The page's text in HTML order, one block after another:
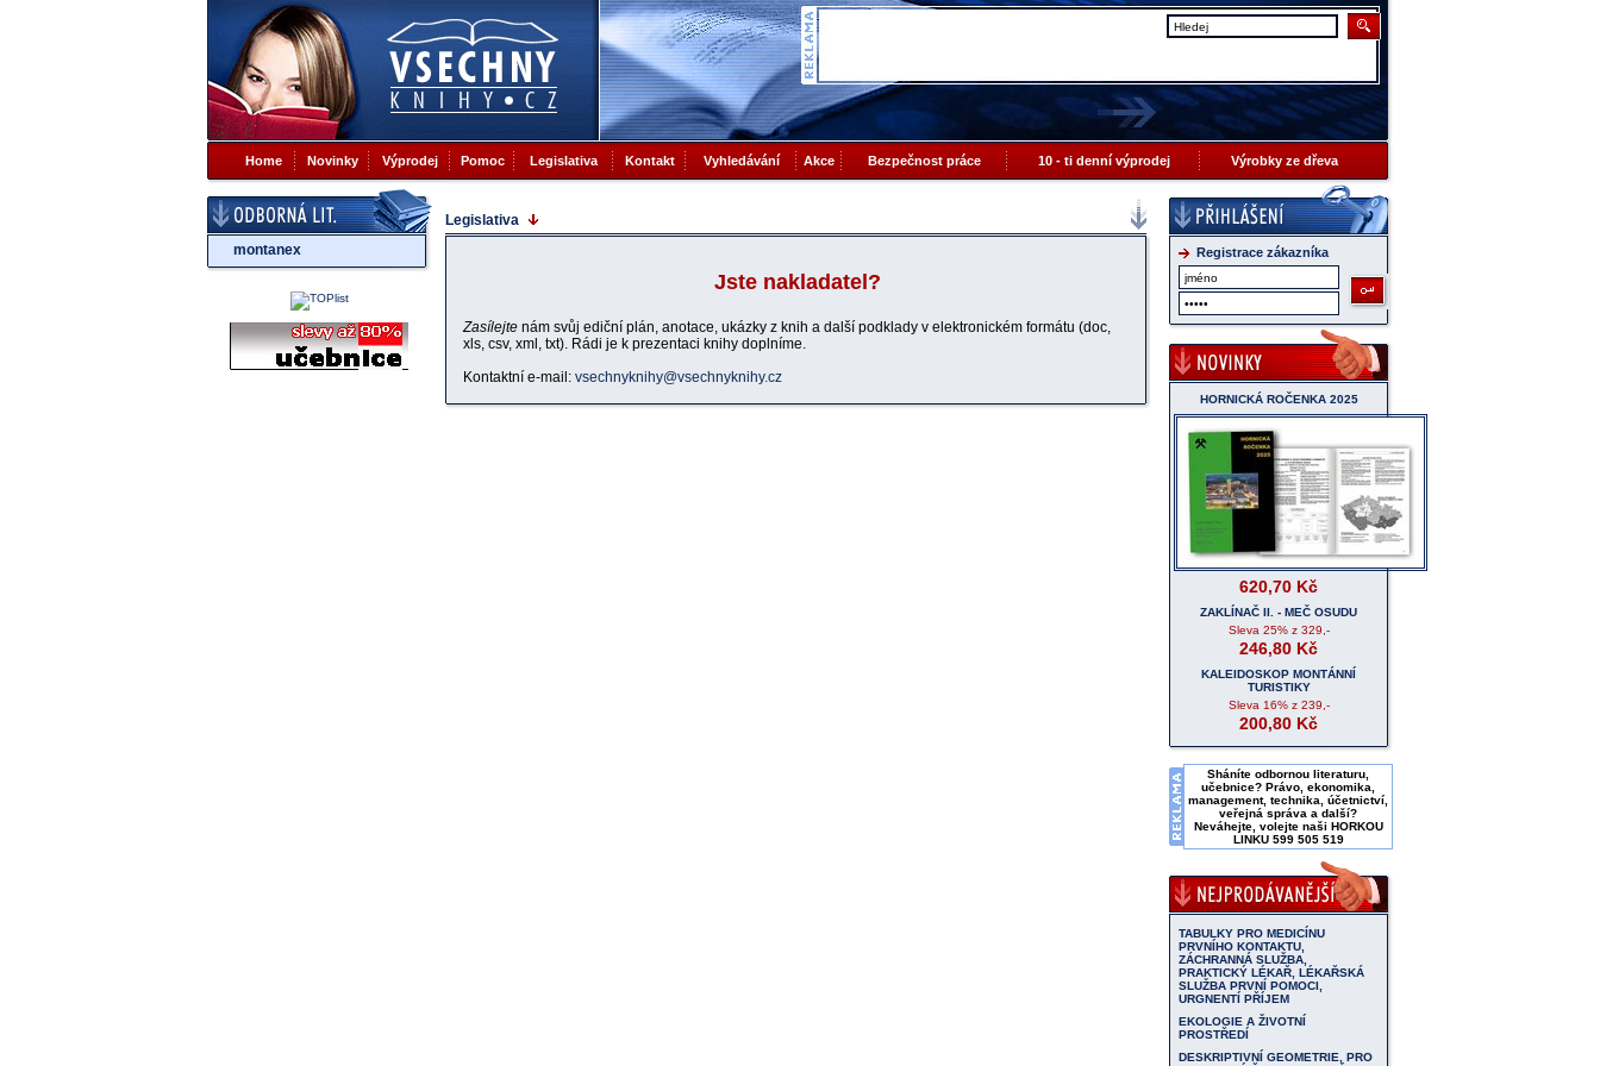
Home Novinky Výprodej Pomoc Legislativa Kontakt Vyhledávání Akce Bezpečnost práce 10 - ti denní výprodej Výrobky ze dřeva
montanex
Legislativa
Jste nakladatel?
Zasílejte nám svůj ediční plán, anotace, ukázky z knih a další podklady v elektronickém formátu (doc,
xls, csv, xml, txt). Rádi je k prezentaci knihy doplníme.
Kontaktní e-mail: vsechnyknihy@vsechnyknihy.cz
Registrace zákazníka
HORNICKÁ ROČENKA 2025
620,70 Kč
ZAKLÍNAČ II. - MEČ OSUDU
Sleva 25%z 329,-
246,80 Kč
KALEIDOSKOP MONTÁNNÍ
TURISTIKY
Sleva 16%z 239,-
200,80 Kč
Sháníte odbornou literaturu,
učebnice? Právo, ekonomika,
management, technika, účetnictví,
veřejná správa a další?
Neváhejte, volejte naši HORKOU
LINKU 599 505 519
TABULKY PRO MEDICÍNU
PRVNÍHO KONTAKTU,
ZÁCHRANNÁ SLUŽBA,
PRAKTICKÝ LÉKAŘ, LÉKAŘSKÁ
SLUŽBA PRVNÍ POMOCI,
URGNENTÍ PŘÍJEM
EKOLOGIE A ŽIVOTNÍ
PROSTŘEDÍ
DESKRIPTIVNÍ GEOMETRIE, PRO